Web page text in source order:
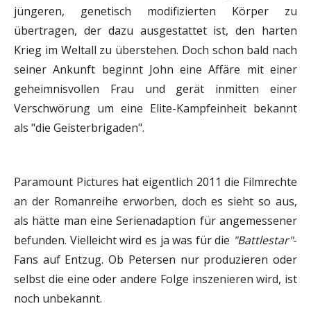
jüngeren, genetisch modifizierten Körper zu
übertragen, der dazu ausgestattet ist, den harten
Krieg im Weltall zu überstehen. Doch schon bald nach
seiner Ankunft beginnt John eine Affäre mit einer
geheimnisvollen Frau und gerät inmitten einer
Verschwörung um eine Elite-Kampfeinheit bekannt
als "die Geisterbrigaden".
Paramount Pictures hat eigentlich 2011 die Filmrechte
an der Romanreihe erworben, doch es sieht so aus,
als hätte man eine Serienadaption für angemessener
befunden. Vielleicht wird es ja was für die "Battlestar"-
Fans auf Entzug. Ob Petersen nur produzieren oder
selbst die eine oder andere Folge inszenieren wird, ist
noch unbekannt.